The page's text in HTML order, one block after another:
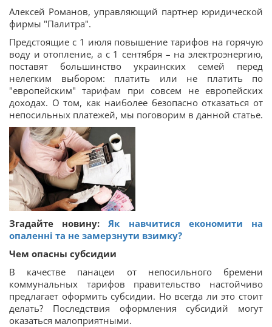
Алексей Романов, управляющий партнер юридической
фирмы "Палитра".
Предстоящие с 1 июля повышение тарифов на горячую
воду и отопление, а с 1 сентября – на электроэнергию,
поставят большинство украинских семей перед
нелегким выбором: платить или не платить по
"европейским" тарифам при совсем не европейских
доходах. О том, как наиболее безопасно отказаться от
непосильных платежей, мы поговорим в данной статье.
Згадайте новину:Як навчитися економити на
опаленні та не замерзнути взимку?
Чем опасны субсидии
В качестве панацеи от непосильного бремени
коммунальных тарифов правительство настойчиво
предлагает оформить субсидии. Но всегда ли это стоит
делать? Последствия оформления субсидий могут
оказаться малоприятными.